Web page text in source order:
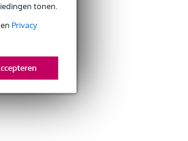
tonen.
en Privacy